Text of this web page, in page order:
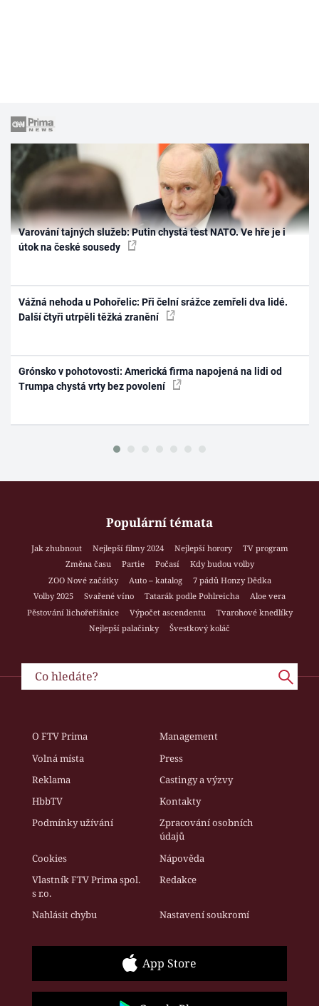
Varování tajných služeb: Putin chystá test NATO. Ve hře je i
útok na české sousedy
Vážná nehoda u Pohořelic: Při čelní srážce zemřeli dva lidé.
Další čtyři utrpěli těžká zranění
Grónsko v pohotovosti: Americká firma napojená na lidi od
Trumpa chystá vrty bez povolení
Populární témata
Jak zhubnout Nejlepší filmy 2024 Nejlepší horory
TV program
Změna času
Partie Počasí
Kdy budou volby
ZOO Nové začátky
Auto – katalog
7 pádů Honzy Dědka
Volby 2025
Svařené víno Tatarák podle Pohlreicha
Aloe vera
Pěstování lichořeřišnice
Výpočet ascendentu
Tvarohové knedlíky
Nejlepší palačinky
Švestkový koláč
O FTV Prima
Management
Volná místa
Press
Reklama
Castingy a výzvy
HbbTV
Kontakty
Podmínky užívání
Zpracování osobních
údajů
Cookies
Nápověda
Vlastník FTV Prima spol.
s r.o.
Redakce
Nahlásit chybu Nastavení soukromí
App Store